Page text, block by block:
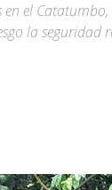
el
la seguridad